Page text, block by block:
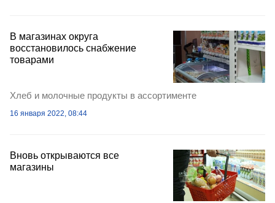
В магазинах округа
восстановилось снабжение
товарами
Хлеб и молочные продукты в ассортименте
16 января 2022, 08:44
Вновь открываются все
магазины